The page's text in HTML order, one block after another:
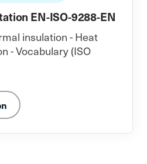
EN-ISO-9288-EN
insulation - Heat
- Vocabulary (ISO